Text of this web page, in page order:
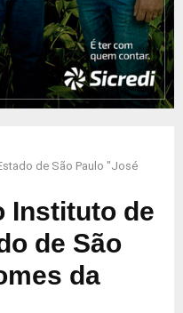
de São Paulo "José
Instituto de
de São
da